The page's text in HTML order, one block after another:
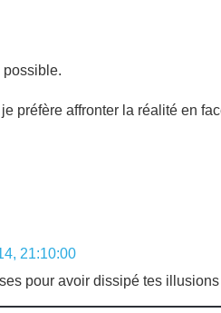
possible.
préfère affronter la réalité en
21:10:00
pour avoir dissipé tes illusions